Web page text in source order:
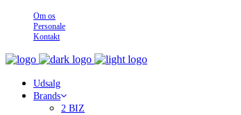
Om os
Personale
Kontakt
Udsalg
Brands
2 BIZ